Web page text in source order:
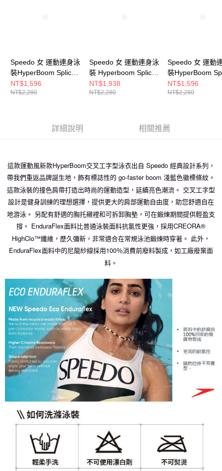
Speedo 女 運動連身泳
裝HyperBoom Splice
黑/紫/粉橘
NT$1,596
NT$2,280
Speedo 女 運動連身泳
裝 Hyperboom Splice
黑/淡綠
NT$1,938
NT$2,280
Speedo 女 運動
裝HyperBoom
黑/霓虹紫/橘
NT$1,596
NT$2,280
詳細說明 相關推薦
這款運動風新款HyperBoom交叉工字型泳衣出自 Speedo 經典設計系列，
帶我們重返品牌誕生地，飾有標誌性的 go-faster boom 淺藍色徽標條紋。
這款泳裝的撞色肩帶打造出時尚的運動造型，延續亮色潮流。 交叉工字型
設計是健身訓練的理想選擇，提供更大的肩部運動自由度，助您舒適自在
地游泳。 另配有舒適的胸托襯裡和可拆卸胸墊，可在鍛煉期間提供輕盈支
撐。 EnduraFlex面料比普通泳裝面料抗氯性更強，採用CREORA®
HighClo™纖維，歷久彌新，非常適合在常規泳池鍛煉時穿著。 此外，
EnduraFlex面料中的尼龍紗線採用100％消費前廢料製成，如工廠廢棄面
料。